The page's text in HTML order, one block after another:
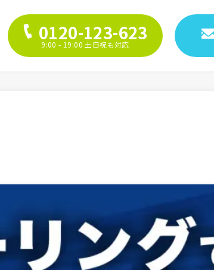
0120-123-623
9:00 - 19:00 土日祝も対応